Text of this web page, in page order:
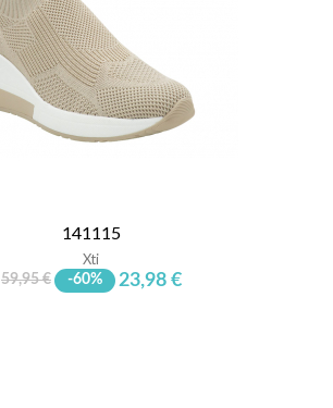
141115
Xti
59,95 € -60% 23,98 €